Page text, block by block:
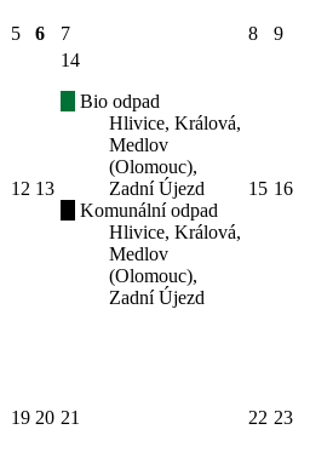
5 6 7 8 9
12 13
14
Bio odpad
Hlivice, Králová,
Medlov
(Olomouc),
Zadní Újezd
Komunální odpad
Hlivice, Králová,
Medlov
(Olomouc),
Zadní Újezd
15 16
19 20 21 22 23